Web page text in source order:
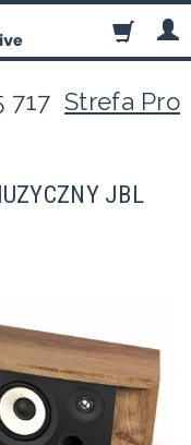
717Strefa Pro
JBL